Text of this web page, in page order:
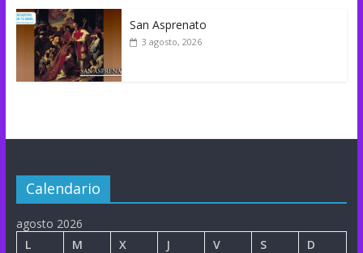
San Asprenato
3 agosto, 2026
Calendario
agosto 2026
L
M X J V S
D